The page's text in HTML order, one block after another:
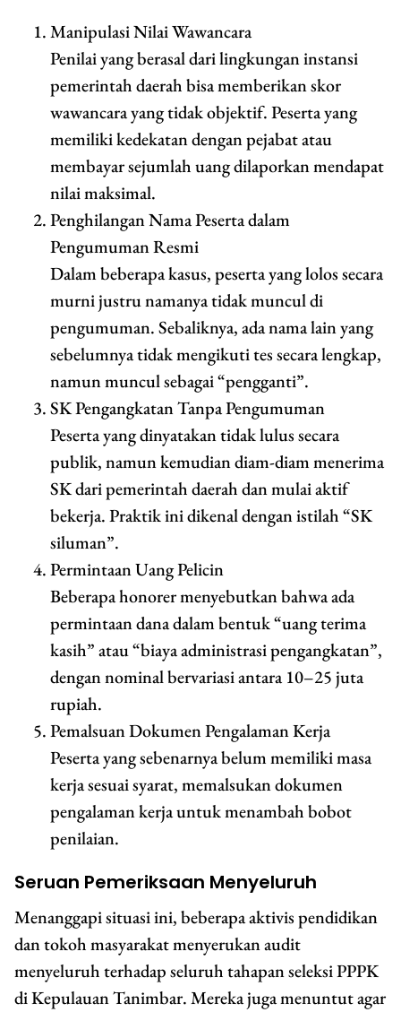
Manipulasi Nilai Wawancara
Penilai yang berasal dari lingkungan instansi
pemerintah daerah bisa memberikan skor
wawancara yang tidak objektif. Peserta yang
memiliki kedekatan dengan pejabat atau
membayar sejumlah uang dilaporkan mendapat
nilai maksimal.
Penghilangan Nama Peserta dalam
Pengumuman Resmi
Dalam beberapa kasus, peserta yang lolos secara
murni justru namanya tidak muncul di
pengumuman. Sebaliknya, ada nama lain yang
sebelumnya tidak mengikuti tes secara lengkap,
namun muncul sebagai “pengganti”.
SK Pengangkatan Tanpa Pengumuman
Peserta yang dinyatakan tidak lulus secara
publik, namun kemudian diam-diam menerima
SK dari pemerintah daerah dan mulai aktif
bekerja. Praktik ini dikenal dengan istilah “SK
siluman”.
Permintaan Uang Pelicin
Beberapa honorer menyebutkan bahwa ada
permintaan dana dalam bentuk “uang terima
kasih” atau “biaya administrasi pengangkatan”,
dengan nominal bervariasi antara 10–25 juta
rupiah.
Pemalsuan Dokumen Pengalaman Kerja
Peserta yang sebenarnya belum memiliki masa
kerja sesuai syarat, memalsukan dokumen
pengalaman kerja untuk menambah bobot
penilaian.
Seruan Pemeriksaan Menyeluruh
Menanggapi situasi ini, beberapa aktivis pendidikan
dan tokoh masyarakat menyerukan audit
menyeluruh terhadap seluruh tahapan seleksi PPPK
di Kepulauan Tanimbar. Mereka juga menuntut agar